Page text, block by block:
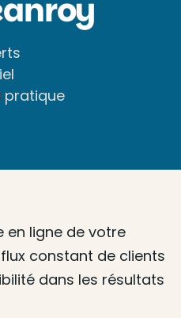
pratique
en ligne de votre
constant de clients
dans les résultats